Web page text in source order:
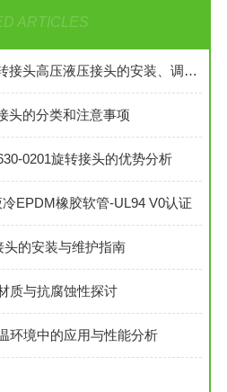
ARTICLES
899-220-201杜博林旋转接头高压液压接头的安装、调试与维护技巧
头的分类和注意事项
0201旋转接头的优势分析
EPDM橡胶软管-UL94 V0认证
头的安装与维护指南
质与抗腐蚀性探讨
环境中的应用与性能分析